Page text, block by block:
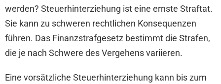
werden? Steuerhinterziehung ist eine ernste Straftat.
Sie kann zu schweren rechtlichen Konsequenzen
führen. Das Finanzstrafgesetz bestimmt die Strafen,
die je nach Schwere des Vergehens variieren.
Eine vorsätzliche Steuerhinterziehung kann bis zum